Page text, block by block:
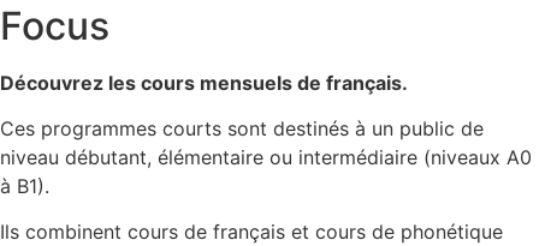
Focus
Découvrez les cours mensuels de français.
Ces programmes courts sont destinés à un public de
niveau débutant, élémentaire ou intermédiaire (niveaux A0
à B1).
Ils combinent cours de français et cours de phonétique